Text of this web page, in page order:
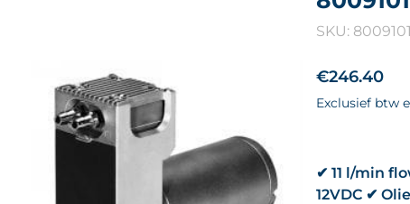
SKU:
€246.40
Exclusief btw
✔ 11 l/min
12VDC ✔